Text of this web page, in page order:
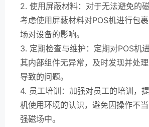
2. 使用屏蔽材料：对于无法避免的
考虑使用屏蔽材料对POS机进行包
场对设备的影响。
3. 定期检查与维护：定期对POS机
其内部组件无异常，及时发现并处
导致的问题。
4. 员工培训：加强对员工的培训，
机使用环境的认识，避免因操作不
强磁场中。